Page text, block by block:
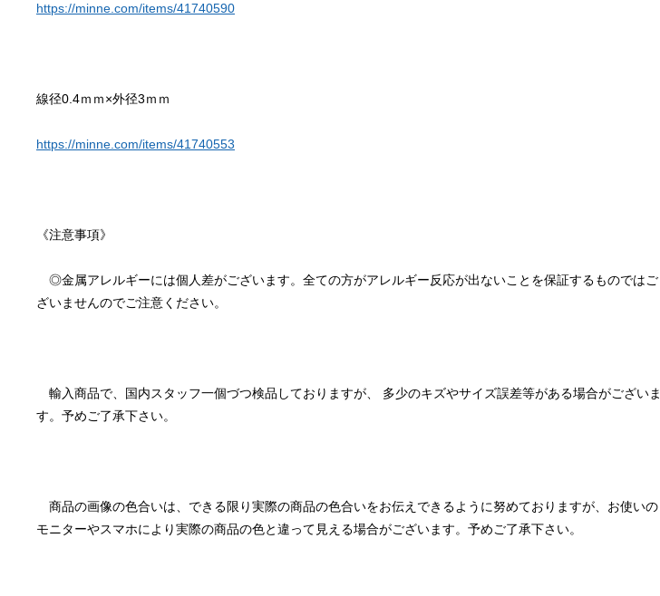
https://minne.com/items/41740590
https://minne.com/items/41740553
◎金属アレルギーには個人差がございます。全ての方がアレルギー反応が出ないことを保証するものではご
輸入商品で、国内スタッフ一個づつ検品しておりますが、 多少のキズやサイズ誤差等がある場合がございま
商品の画像の色合いは、できる限り実際の商品の色合いをお伝えできるように努めておりますが、お使いの